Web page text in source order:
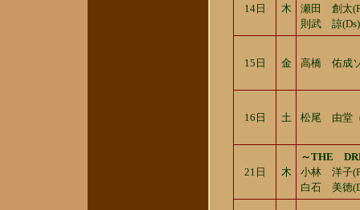
14日 木
瀬田 創太
則武 諒(Ds)
15日 金 高橋 佑成
16日 土 松尾 由堂
21日 木
～THE
小林 洋子
白石 美徳